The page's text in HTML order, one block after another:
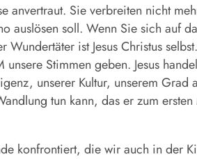
anvertraut. Sie verbreiten nicht
auslösen soll. Wenn Sie sich auf
ist Jesus Christus
Stimmen geben. Jesus
unserer Kultur, unserem Grad
tun kann, das er zum ersten
konfrontiert, die wir auch in der